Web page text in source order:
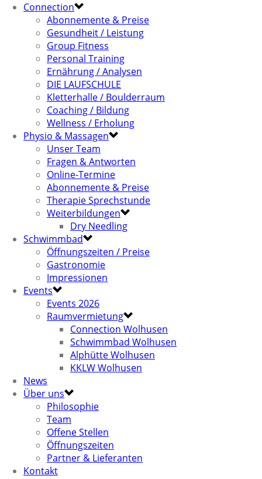
Connection
Abonnemente & Preise
Gesundheit / Leistung
Group Fitness
Personal Training
Ernährung / Analysen
DIE LAUFSCHULE
Kletterhalle / Boulderraum
Coaching / Bildung
Wellness / Erholung
Physio & Massagen
Unser Team
Fragen & Antworten
Online-Termine
Abonnemente & Preise
Therapie Sprechstunde
Weiterbildungen
Dry Needling
Schwimmbad
Öffnungszeiten / Preise
Gastronomie
Impressionen
Events
Events 2026
Raumvermietung
Connection Wolhusen
Schwimmbad Wolhusen
Alphütte Wolhusen
KKLW Wolhusen
News
Über uns
Philosophie
Team
Offene Stellen
Öffnungszeiten
Partner & Lieferanten
Kontakt